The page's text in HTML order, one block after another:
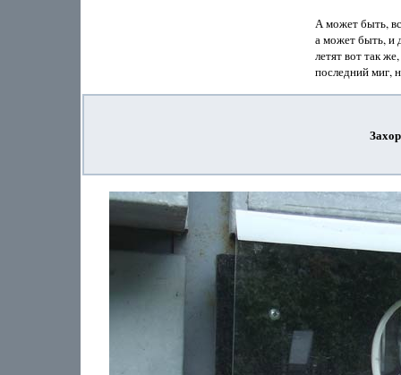
А может быть,
а может быть, и
летят вот так